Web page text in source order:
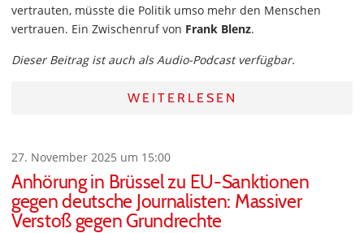
vertrauten, müsste die Politik umso mehr den Menschen
vertrauen. Ein Zwischenruf von Frank Blenz.
Dieser Beitrag ist auch als Audio-Podcast verfügbar.
WEITERLESEN
27. November 2025 um 15:00
Anhörung in Brüssel zu EU-Sanktionen
gegen deutsche Journalisten: Massiver
Verstoß gegen Grundrechte